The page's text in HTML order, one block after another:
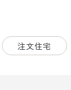
注文住宅